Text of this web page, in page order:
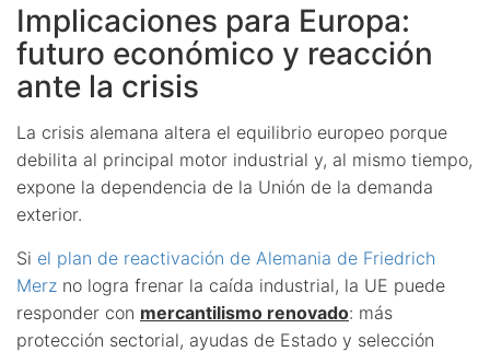
Implicaciones para Europa:
futuro económico y reacción
ante la crisis
La crisis alemana altera el equilibrio europeo porque
debilita al principal motor industrial y, al mismo tiempo,
expone la dependencia de la Unión de la demanda
exterior.
Si el plan de reactivación de Alemania de Friedrich
Merz no logra frenar la caída industrial, la UE puede
responder con mercantilismo renovado: más
protección sectorial, ayudas de Estado y selección